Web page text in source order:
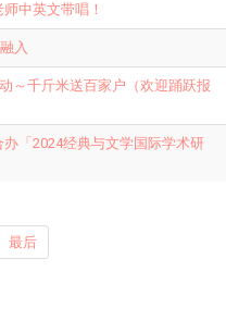
中英文带唱！
入
～千斤米送百家户（欢迎踊跃报
「2024经典与文学国际学术研
最后